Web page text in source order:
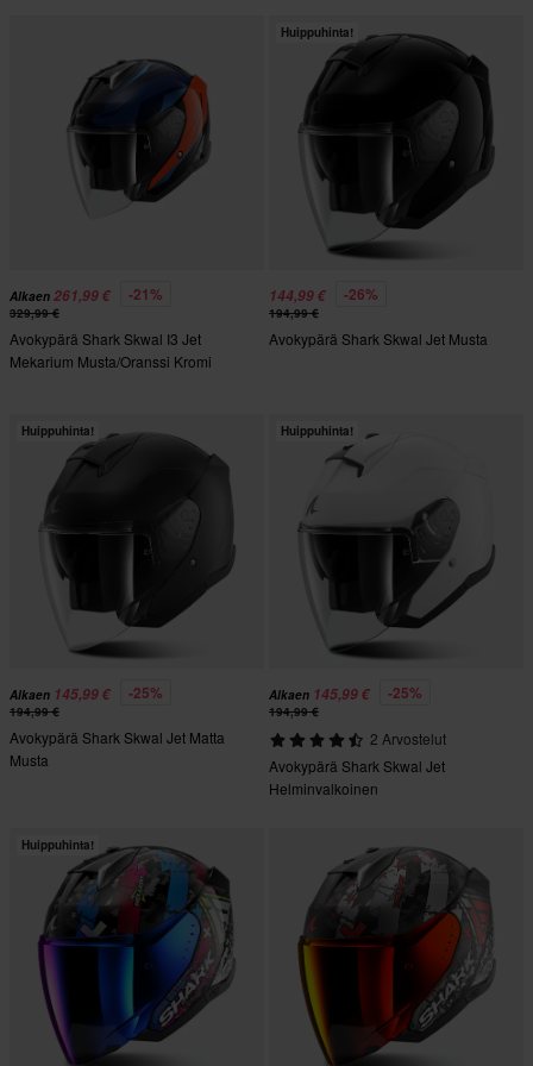
Alkaen 261,99 € -21%
329,99 €
Avokypärä Shark Skwal I3 Jet
Mekarium Musta/Oranssi Kromi
Huippuhinta!
144,99 € -26%
194,99 €
Avokypärä Shark Skwal Jet Musta
Huippuhinta!
Alkaen 145,99 € -25%
194,99 €
Avokypärä Shark Skwal Jet Matta
Musta
Huippuhinta!
Alkaen 145,99 € -25%
194,99 €
2 Arvostelut
Avokypärä Shark Skwal Jet
Helminvalkoinen
Huippuhinta!